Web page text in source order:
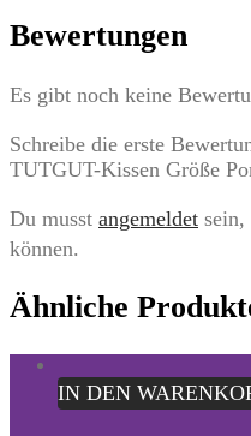
Bewertungen
Es gibt noch keine
Schreibe die erste
TUTGUT-Kissen Größe
Du musst angemeldet sein,
können.
Ähnliche
IN DEN